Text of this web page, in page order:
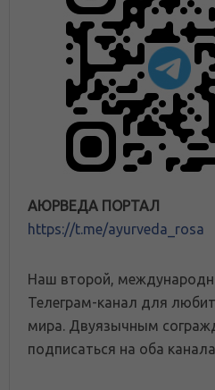
АЮРВЕДА ПОРТАЛ
https://t.me/ayurveda_rosa
Наш второй,
Телеграм-канал для
мира. Двуязычным
подписаться на оба